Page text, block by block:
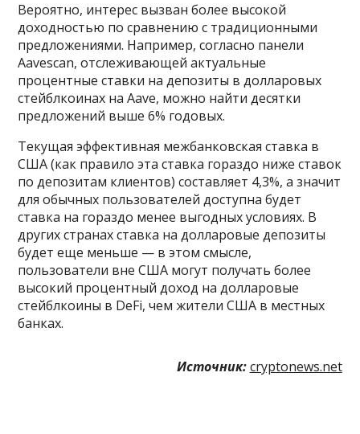
Вероятно, интерес вызван более высокой
доходностью по сравнению с традиционными
предложениями. Например, согласно панели
Aavescan, отслеживающей актуальные
процентные ставки на депозиты в долларовых
стейблкоинах на Aave, можно найти десятки
предложений выше 6% годовых.
Текущая эффективная межбанковская ставка в
США (как правило эта ставка гораздо ниже ставок
по депозитам клиентов) составляет 4,3%, а значит
для обычных пользователей доступна будет
ставка на гораздо менее выгодных условиях. В
других странах ставка на долларовые депозиты
будет еще меньше — в этом смысле,
пользователи вне США могут получать более
высокий процентный доход на долларовые
стейблкоины в DeFi, чем жители США в местных
банках.
Источник: cryptonews.net